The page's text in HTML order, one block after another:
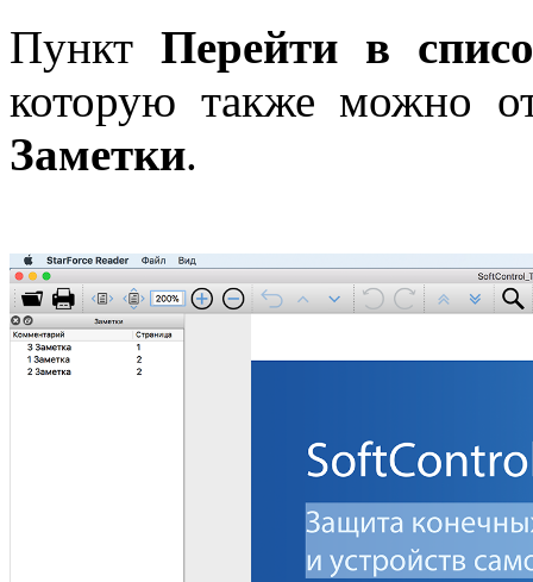
Пункт Перейти в
которую также можно
Заметки.